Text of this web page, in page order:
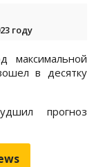
году
в десятку
прогноз